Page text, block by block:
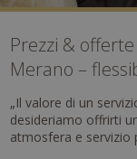
Prezzi &
Merano –
„Il valore di un
desideriamo offrirti
atmosfera e servizio